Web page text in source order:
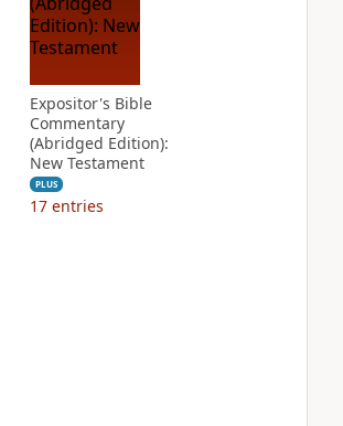
Expositor's Bible
Commentary
(Abridged Edition):
New Testament
PLUS
17 entries